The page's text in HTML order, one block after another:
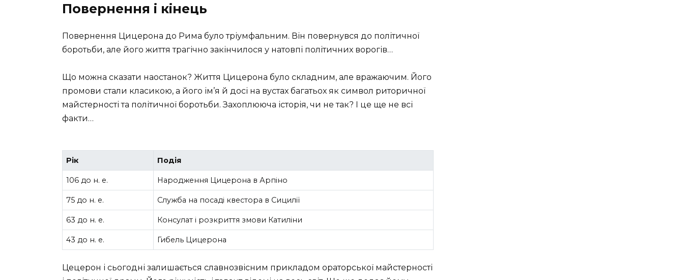
Повернення і кінець
Повернення Цицерона до Рима було тріумфальним. Він повернувся до політичної
боротьби, але його життя трагічно закінчилося у натовпі політичних ворогів…
Що можна сказати наостанок? Життя Цицерона було складним, але вражаючим. Його
промови стали класикою, а його ім’я й досі на вустах багатьох як символ риторичної
майстерності та політичної боротьби. Захоплююча історія, чи не так? І це ще не всі
факти…
Рік Подія
106 до н. е. Народження Цицерона в Арпіно
75 до н. е. Служба на посаді квестора в Сицилії
63 до н. е. Консулат і розкриття змови Катиліни
43 до н. е. Гибель Цицерона
Цецерон і сьогодні залишається славнозвісним прикладом ораторської майстерності